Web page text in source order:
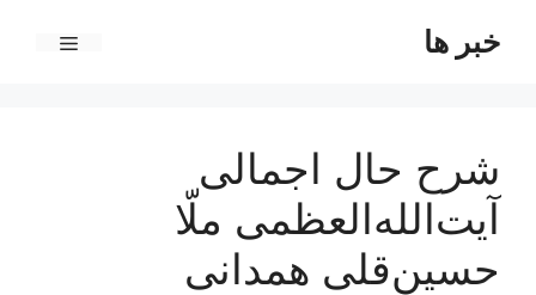
خبر ها
شرح حال اجمالی
آیت‌الله‌العظمی ملّا
حسین‌قلی همدانی